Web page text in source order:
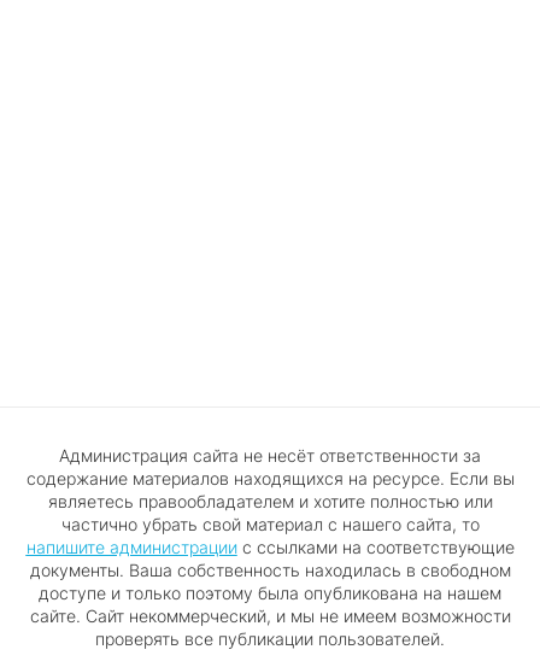
Администрация сайта не несёт ответственности за
содержание материалов находящихся на ресурсе. Если вы
являетесь правообладателем и хотите полностью или
частично убрать свой материал с нашего сайта, то
напишите администрациис ссылками на соответствующие
документы. Ваша собственность находилась в свободном
доступе и только поэтому была опубликована на нашем
сайте. Сайт некоммерческий, и мы не имеем возможности
проверять все публикации пользователей.